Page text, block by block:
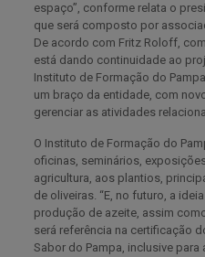
espaço”, conforme relata o
que será composto por
De acordo com Fritz Roloff,
está dando continuidade ao
Instituto de Formação do
um braço da entidade, com
gerenciar as atividades
O Instituto de Formação do
oficinas, seminários,
agricultura, aos plantios,
de oliveiras. “E, no futuro, a
produção de azeite, assim
será referência na certificação
Sabor do Pampa, inclusive para